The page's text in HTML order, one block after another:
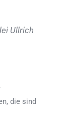
Ullrich
die sind